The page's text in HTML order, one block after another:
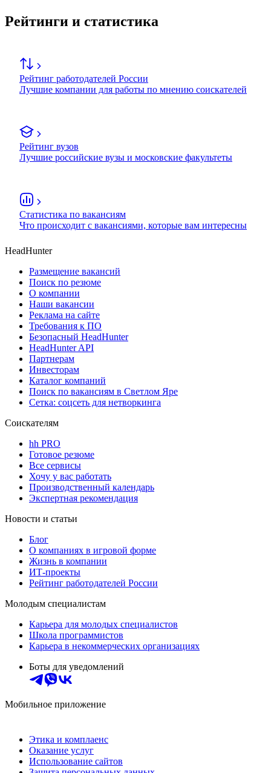
Рейтинги и статистика
Рейтинг работодателей России
Лучшие компании для работы по мнению соискателей
Рейтинг вузов
Лучшие российские вузы и московские факультеты
Статистика по вакансиям
Что происходит с вакансиями, которые вам интересны
HeadHunter
Размещение вакансий
Поиск по резюме
О компании
Наши вакансии
Реклама на сайте
Требования к ПО
Безопасный HeadHunter
HeadHunter API
Партнерам
Инвесторам
Каталог компаний
Поиск по вакансиям в Светлом Яре
Сетка: соцсеть для нетворкинга
Соискателям
hh PRO
Готовое резюме
Все сервисы
Хочу у вас работать
Производственный календарь
Экспертная рекомендация
Новости и статьи
Блог
О компаниях в игровой форме
Жизнь в компании
ИТ-проекты
Рейтинг работодателей России
Молодым специалистам
Карьера для молодых специалистов
Школа программистов
Карьера в некоммерческих организациях
Боты для уведомлений
Мобильное приложение
Этика и комплаенс
Оказание услуг
Использование сайтов